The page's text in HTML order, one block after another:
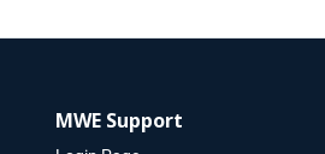
MWE Support